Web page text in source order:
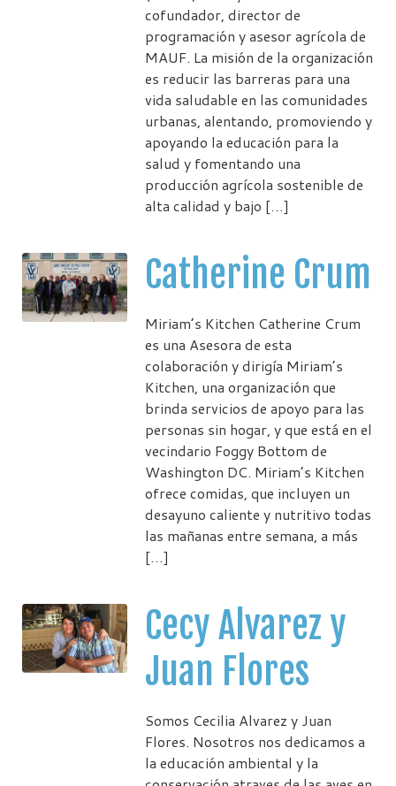
cofundador, director de
programación y asesor agrícola de
MAUF. La misión de la organización
es reducir las barreras para una
vida saludable en las comunidades
urbanas, alentando, promoviendo y
apoyando la educación para la
salud y fomentando una
producción agrícola sostenible de
alta calidad y bajo […]
Catherine Crum
Miriam’s Kitchen Catherine Crum
es una Asesora de esta
colaboración y dirigía Miriam’s
Kitchen, una organización que
brinda servicios de apoyo para las
personas sin hogar, y que está en el
vecindario Foggy Bottom de
Washington DC. Miriam’s Kitchen
ofrece comidas, que incluyen un
desayuno caliente y nutritivo todas
las mañanas entre semana, a más
[…]
Cecy Alvarez y
Juan Flores
Somos Cecilia Alvarez y Juan
Flores. Nosotros nos dedicamos a
la educación ambiental y la